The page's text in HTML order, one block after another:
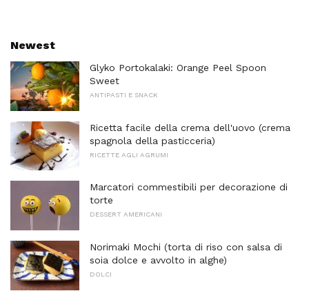
Newest
Glyko Portokalaki: Orange Peel Spoon
Sweet
ANTIPASTI E SNACK
Ricetta facile della crema dell'uovo (crema
spagnola della pasticceria)
RICETTE AGLI AGRUMI
Marcatori commestibili per decorazione di
torte
DESSERT AMERICANI
Norimaki Mochi (torta di riso con salsa di
soia dolce e avvolto in alghe)
DOLCI